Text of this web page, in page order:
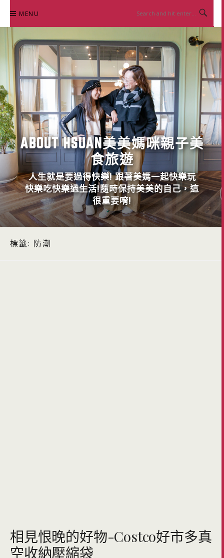
content
MENU
ABOUT HSUAN美美媽咪親子美
食旅遊
人生就是要過得快樂! 跟著美媽一起快樂玩
快樂吃快樂過生活!隨時保持美美的自己，這
很重要唷!
標籤: 防潮
相見恨晚的好物-Costco好市多真
空收納壓縮袋